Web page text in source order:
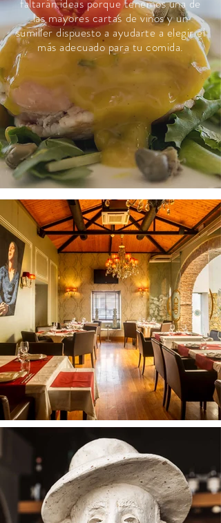
faltarán ideas porque tenemos una de
las mayores cartas de vinos y un
sumiller dispuesto a ayudarte a elegir el
más adecuado para tu comida.